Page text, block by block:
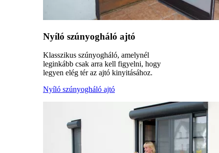
Nyíló szúnyogháló ajtó
Klasszikus szúnyogháló, amelynél
leginkább csak arra kell figyelni, hogy
legyen elég tér az ajtó kinyitásához.
Nyíló szúnyogháló ajtó